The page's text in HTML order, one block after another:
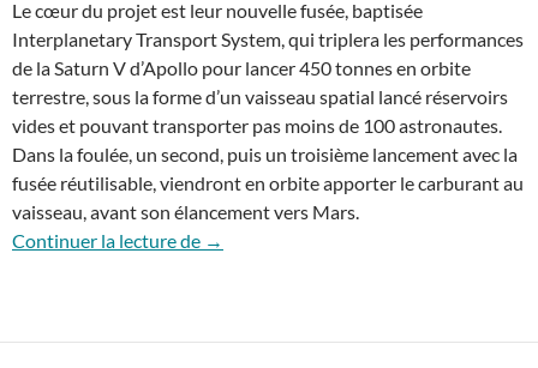
Le cœur du projet est leur nouvelle fusée, baptisée
Interplanetary Transport System, qui triplera les performances
de la Saturn V d’Apollo pour lancer 450 tonnes en orbite
terrestre, sous la forme d’un vaisseau spatial lancé réservoirs
vides et pouvant transporter pas moins de 100 astronautes.
Dans la foulée, un second, puis un troisième lancement avec la
fusée réutilisable, viendront en orbite apporter le carburant au
vaisseau, avant son élancement vers Mars.
Continuer la lecture de Elon Musk se charge de coloniser Mars
→